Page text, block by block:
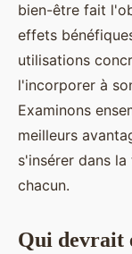
bien-être fait
effets
utilisations
l'incorporer à
Examinons
meilleurs
s'insérer dans
chacun.
Qui devrait